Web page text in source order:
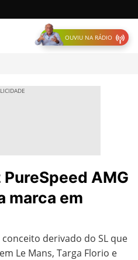
OUVIU NA RÁDIO
AMG
marca em
derivado do SL que
Le Mans, Targa Florio e